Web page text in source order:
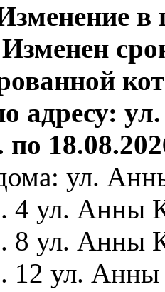
в
адресу:
по
ул.
4 ул. Анны
8 ул. Анны
12 ул.